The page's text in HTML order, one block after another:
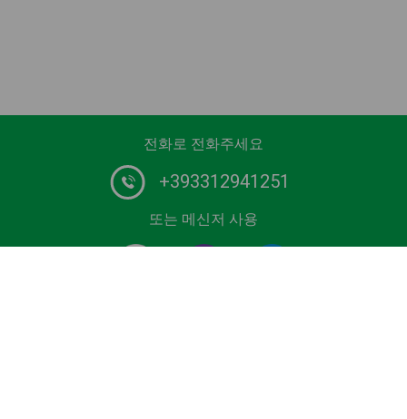
전화로 전화주세요
+393312941251
또는 메신저 사용